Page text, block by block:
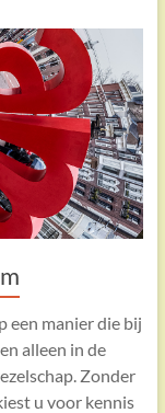
een manier die bij
alleen in de
Zonder
u voor kennis